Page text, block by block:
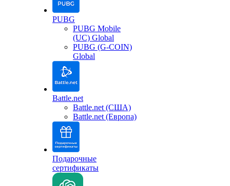
PUBG
PUBG Mobile
(UC) Global
PUBG (G-COIN)
Global
Battle.net
Battle.net (США)
Battle.net (Европа)
Подарочные
сертификаты